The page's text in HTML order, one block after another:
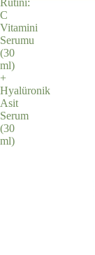
Rutini:
C
Vitamini
Serumu
(30
ml)
+
Hyalüronik
Asit
Serum
(30
ml)